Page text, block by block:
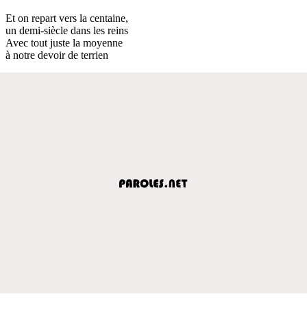
Et on repart vers la centaine,
un demi-siècle dans les reins
Avec tout juste la moyenne
à notre devoir de terrien